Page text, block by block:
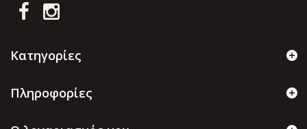
Κατηγορίες
Πληροφορίες